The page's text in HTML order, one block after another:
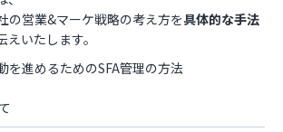
の営業&マーケ戦略の考え方を具体的な手法
えいたします。
を進めるためのSFA管理の方法